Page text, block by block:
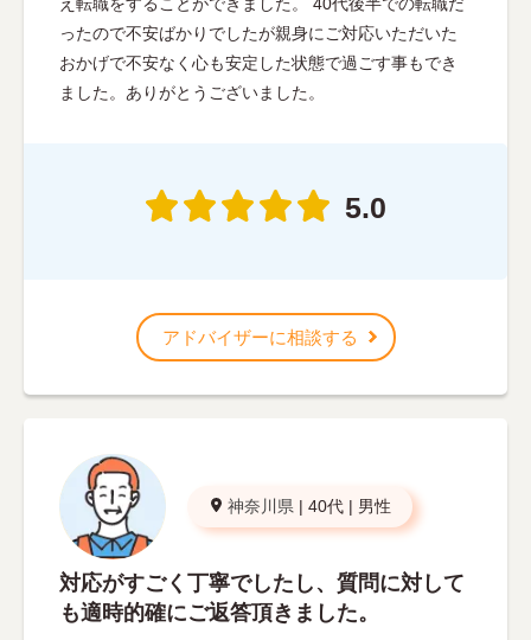
ったので不安ばかりでしたが親身にご対応いただいた
おかげで不安なく心も安定した状態で過ごす事もでき
ました。ありがとうございました。
5.0
アドバイザーに相談する
神奈川県 | 40代 | 男性
対応がすごく丁寧でしたし、質問に対して
も適時的確にご返答頂きました。